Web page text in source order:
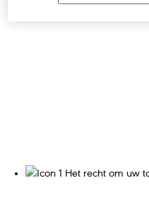
Het recht om uw